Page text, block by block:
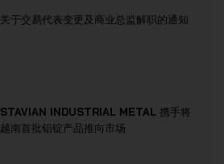
关于交易代表变更及商业总监解职的通知
STAVIAN INDUSTRIAL METAL 携手将
越南首批铝锭产品推向市场